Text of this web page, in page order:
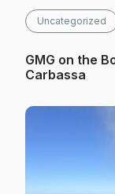
Uncategorized
GMG on the
Carbassa